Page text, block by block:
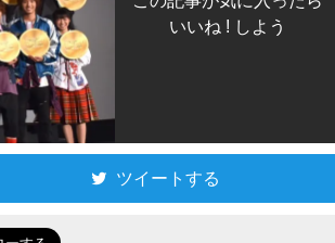
いいね ! しよう
ツイートする